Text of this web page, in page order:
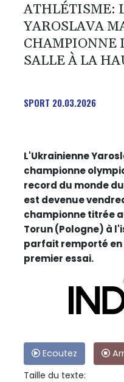
ATHLÉTISME:
YAROSLAVA
CHAMPIONNE
SALLE À LA
SPORT 20.03.2026
L'Ukrainienne
championne
record du monde
est devenue
championne titrée
Torun (Pologne) à
parfait remporté en
premier essai.
Ecoutez
Taille du texte: